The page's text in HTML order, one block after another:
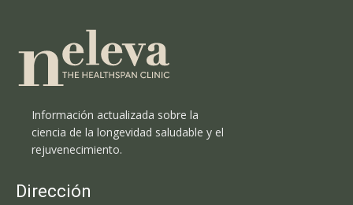
Información actualizada sobre la
ciencia de la longevidad saludable y el
rejuvenecimiento.
Dirección